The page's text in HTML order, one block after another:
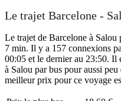
Le trajet Barcelone -
Le trajet de Barcelone à Salou
7 min. Il y a 157 connexions
00:05 et le dernier au 23:50. Il
à Salou par bus pour aussi
meilleur prix pour ce voyage